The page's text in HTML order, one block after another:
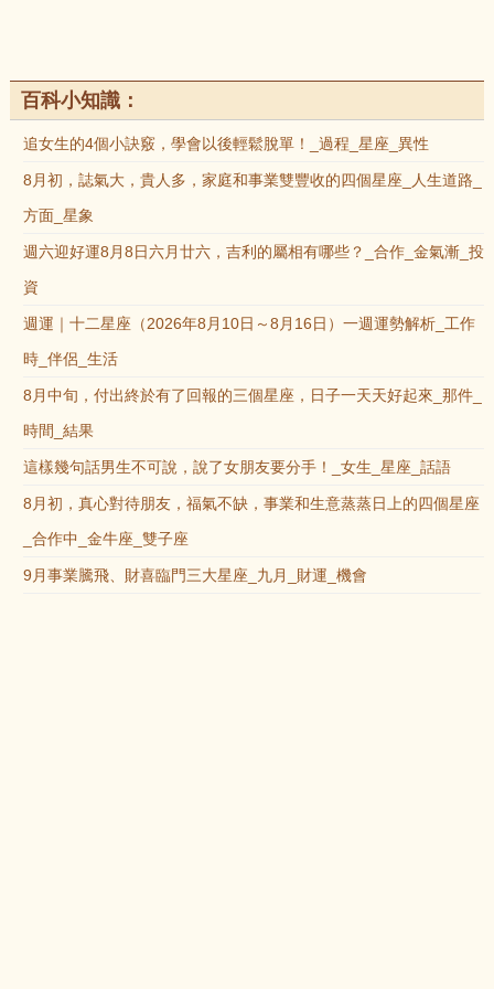
百科小知識：
追女生的4個小訣竅，學會以後輕鬆脫單！_過程_星座_異性
8月初，誌氣大，貴人多，家庭和事業雙豐收的四個星座_人生道路_
方面_星象
週六迎好運8月8日六月廿六，吉利的屬相有哪些？_合作_金氣漸_投
資
週運｜十二星座（2026年8月10日～8月16日）一週運勢解析_工作
時_伴侶_生活
8月中旬，付出終於有了回報的三個星座，日子一天天好起來_那件_
時間_結果
這樣幾句話男生不可說，說了女朋友要分手！_女生_星座_話語
8月初，真心對待朋友，福氣不缺，事業和生意蒸蒸日上的四個星座
_合作中_金牛座_雙子座
9月事業騰飛、財喜臨門三大星座_九月_財運_機會